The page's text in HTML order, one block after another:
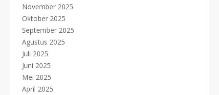
November 2025
Oktober 2025
September 2025
Agustus 2025
Juli 2025
Juni 2025
Mei 2025
April 2025